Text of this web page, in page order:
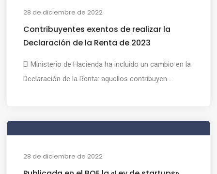
28 de diciembre de 2022
Contribuyentes exentos de realizar la
Declaración de la Renta de 2023
El Ministerio de Hacienda ha incluido un cambio en la
Declaración de la Renta: aquellos contribuyen...
28 de diciembre de 2022